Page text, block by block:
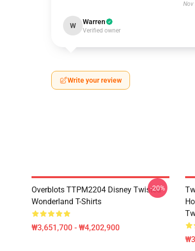
Nov
W Warren
Verified owner
Write your review
Overblots TTPM2204 Disney Twisted
Wonderland T-Shirts
₩3,651,700 - ₩4,202,900
-20%